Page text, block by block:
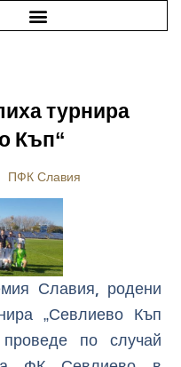
турнира
Къп“
ПФК Славия
Славия, родени
„Севлиево Къп
проведе по случай